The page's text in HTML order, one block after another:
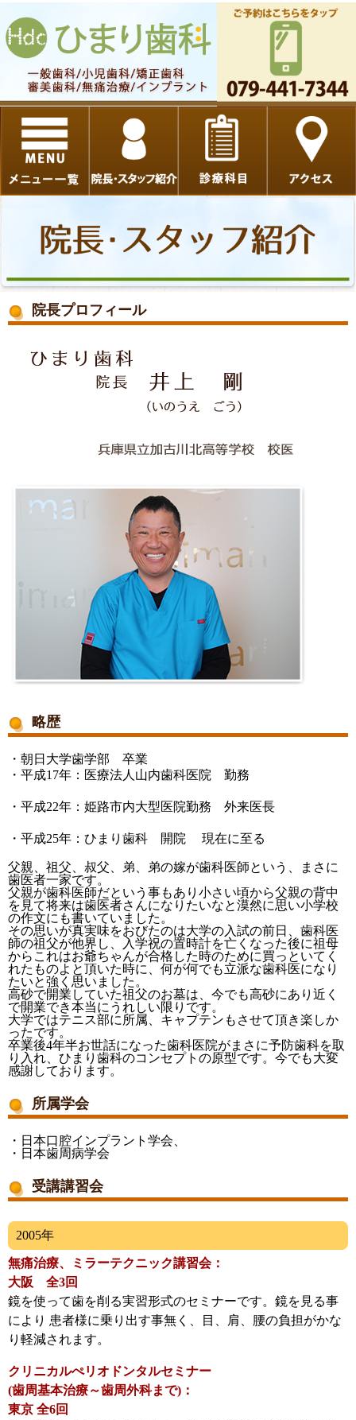
院長プロフィール
略歴
・朝日大学歯学部 卒業
・平成17年：医療法人山内歯科医院 勤務
・平成22年：姫路市内大型医院勤務 外来医長
・平成25年：ひまり歯科 開院 現在に至る
父親、祖父、叔父、弟、弟の嫁が歯科医師という、まさに
歯医者一家です。
父親が歯科医師だという事もあり小さい頃から父親の背中
を見て将来は歯医者さんになりたいなと漠然に思い小学校
の作文にも書いていました。
その思いが真実味をおびたのは大学の入試の前日、歯科医
師の祖父が他界し、入学祝の置時計を亡くなった後に祖母
からこれはお爺ちゃんが合格した時のために買っといてく
れたものよと頂いた時に、何が何でも立派な歯科医になり
たいと強く思いました。
高砂で開業していた祖父のお墓は、今でも高砂にあり近く
で開業でき本当にうれしい限りです。
大学ではテニス部に所属、キャプテンもさせて頂き楽しか
ったです。
卒業後4年半お世話になった歯科医院がまさに予防歯科を取
り入れ、ひまり歯科のコンセプトの原型です。今でも大変
感謝しております。
所属学会
・日本口腔インプラント学会、
・日本歯周病学会
受講講習会
2005年
無痛治療、ミラーテクニック講習会：
大阪 全3回
鏡を使って歯を削る実習形式のセミナーです。鏡を見る事
により 患者様に乗り出す事無く、目、肩、腰の負担がかな
り軽減されます。
クリニカルぺリオドンタルセミナー
(歯周基本治療～歯周外科まで)：
東京 全6回